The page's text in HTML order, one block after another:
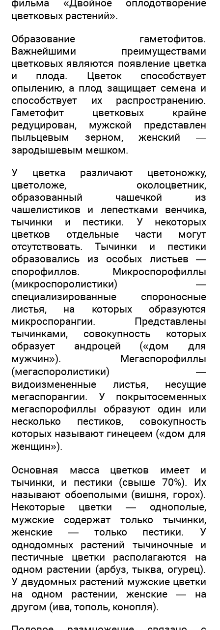
фильма «Двойное оплодотворение
цветковых растений».
Образование гаметофитов.
Важнейшими преимуществами
цветковых являются появление цветка
и плода. Цветок способствует
опылению, а плод защищает семена и
способствует их распространению.
Гаметофит цветковых крайне
редуцирован, мужской представлен
пыльцевым зерном, женский —
зародышевым мешком.
У цветка различают цветоножку,
цветоложе, околоцветник,
образованный чашечкой из
чашелистиков и лепестками венчика,
тычинки и пестики. У некоторых
цветков отдельные части могут
отсутствовать. Тычинки и пестики
образовались из особых листьев —
спорофиллов. Микроспорофиллы
(микроспоролистики) —
специализированные спороносные
листья, на которых образуются
микроспорангии. Представлены
тычинками, совокупность которых
образует андроцей («дом для
мужчин»). Мегаспорофиллы
(мегаспоролистики) —
видоизмененные листья, несущие
мегаспорангии. У покрытосеменных
мегаспорофиллы образуют один или
несколько пестиков, совокупность
которых называют гинецеем («дом для
женщин»).
Основная масса цветков имеет и
тычинки, и пестики (свыше 70%). Их
называют обоеполыми (вишня, горох).
Некоторые цветки — однополые,
мужские содержат только тычинки,
женские — только пестики. У
однодомных растений тычиночные и
пестичные цветки располагаются на
одном растении (арбуз, тыква, огурец).
У двудомных растений мужские цветки
на одном растении, женские — на
другом (ива, тополь, конопля).